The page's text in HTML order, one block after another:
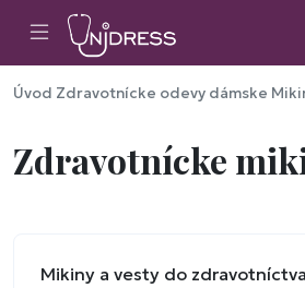
Úvod Zdravotnícke odevy dámske
Zdravotnícke
Mikiny a vesty do